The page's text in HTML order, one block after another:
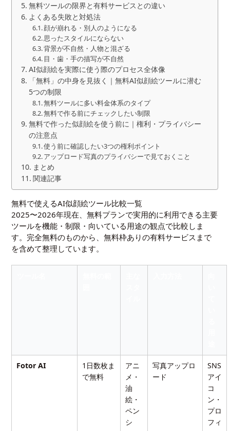
無料ツールの限界と有料サービスとの違い
よくある失敗と対処法
顔が崩れる・別人のようになる
思ったスタイルにならない
背景が不自然・人物と混ざる
目・歯・手の描写が不自然
AI似顔絵を実際に使う際のプロセス全体像
「無料」の中身を見抜く｜無料AI似顔絵ツールに潜む
5つの制限
無料ツールに多い料金体系のタイプ
無料で作る前にチェックしたい制限
無料で作った似顔絵を使う前に｜権利・プライバシー
の注意点
使う前に確認したい3つの権利ポイント
アップロード写真のプライバシーで見ておくこと
まとめ
関連記事
無料で使えるAI似顔絵ツール比較一覧
2025〜2026年現在、無料プランで実用的に利用できる主要
ツールを機能・制限・向いている用途の観点で比較しま
す。完全無料のものから、無料枠ありの有料サービスまで
を含めて整理しています。
Fotor AI
1日数枚ま
で無料
アニ
メ・
油
絵・
ペン
シ
写真アップロ
ード
SNS
アイ
コ
ン・
プロ
フィ